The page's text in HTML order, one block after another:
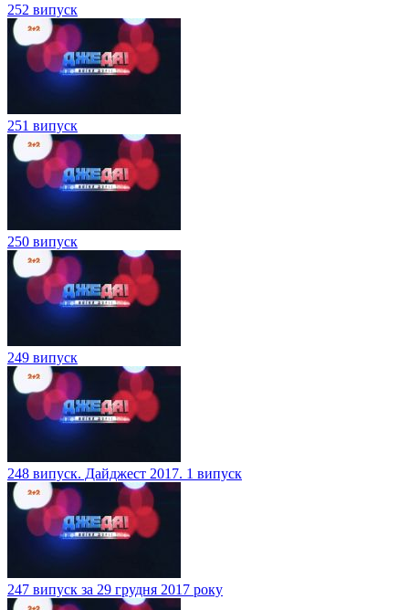
252 випуск
251 випуск
250 випуск
249 випуск
248 випуск. Дайджест 2017. 1 випуск
247 випуск за 29 грудня 2017 року